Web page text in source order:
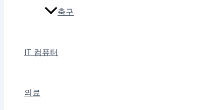
축구
IT 컴퓨터
의료